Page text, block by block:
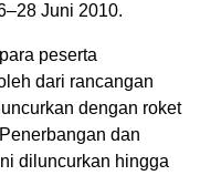
Juni 2010.
peserta
dari rancangan
dengan roket
dan
diluncurkan hingga